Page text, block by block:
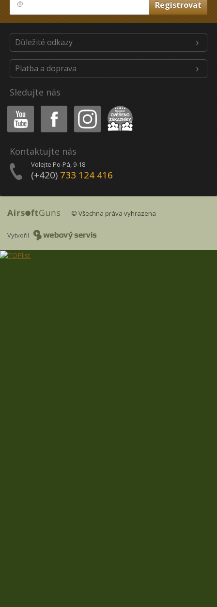
Důležité odkazy
Platba a doprava
Sledujte nás
Youtube Facebook Instagram Heureka
Kontaktujte nás
Volejte Po-Pá, 9-18
(+420) 733 124 416
© Všechna práva vyhrazena
Vytvořil